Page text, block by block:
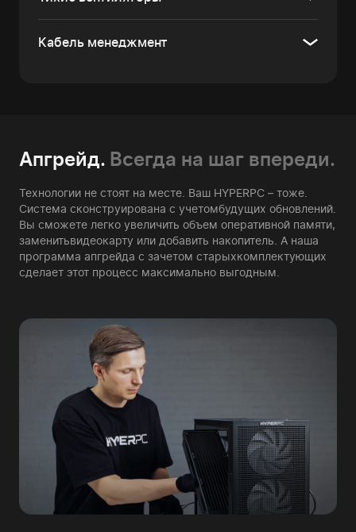
Кабель менеджмент
Апгрейд. Всегда на шаг впереди.
Технологии не стоят на месте. Ваш HYPERPC – тоже.
Система сконструирована с учетомбудущих обновлений.
Вы сможете легко увеличить объем оперативной памяти,
заменитьвидеокарту или добавить накопитель. А наша
программа апгрейда с зачетом старыхкомплектующих
сделает этот процесс максимально выгодным.